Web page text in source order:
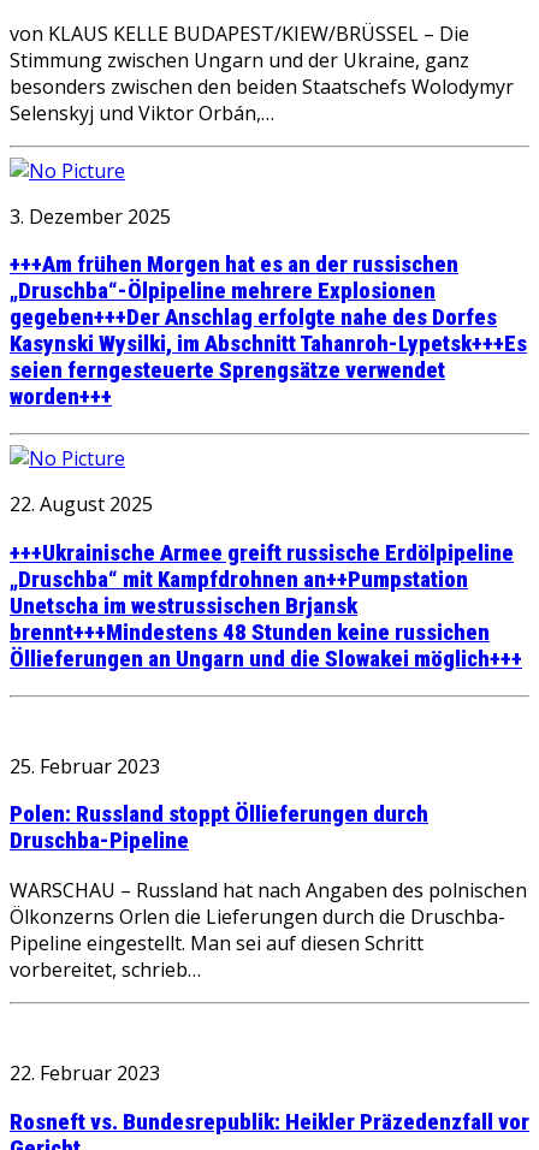
von KLAUS KELLE BUDAPEST/KIEW/BRÜSSEL – Die
Stimmung zwischen Ungarn und der Ukraine, ganz
besonders zwischen den beiden Staatschefs Wolodymyr
Selenskyj und Viktor Orbán,…
3. Dezember 2025
+++Am frühen Morgen hat es an der russischen
„Druschba“-Ölpipeline mehrere Explosionen
gegeben+++Der Anschlag erfolgte nahe des Dorfes
Kasynski Wysilki, im Abschnitt Tahanroh-Lypetsk+++Es
seien ferngesteuerte Sprengsätze verwendet
worden+++
22. August 2025
+++Ukrainische Armee greift russische Erdölpipeline
„Druschba“ mit Kampfdrohnen an++Pumpstation
Unetscha im westrussischen Brjansk
brennt+++Mindestens 48 Stunden keine russichen
Öllieferungen an Ungarn und die Slowakei möglich+++
25. Februar 2023
Polen: Russland stoppt Öllieferungen durch
Druschba-Pipeline
WARSCHAU – Russland hat nach Angaben des polnischen
Ölkonzerns Orlen die Lieferungen durch die Druschba-
Pipeline eingestellt. Man sei auf diesen Schritt
vorbereitet, schrieb…
22. Februar 2023
Rosneft vs. Bundesrepublik: Heikler Präzedenzfall vor